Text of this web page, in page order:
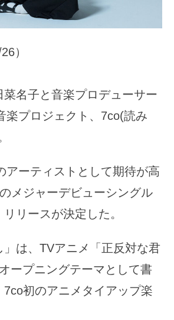
）
名子と音楽プロデューサー
楽プロジェクト、7co(読み
ーティストとして期待が高
メジャーデビューシングル
リリースが決定した。
は、TVアニメ「正反対な君
ープニングテーマとして書
7co初のアニメタイアップ楽